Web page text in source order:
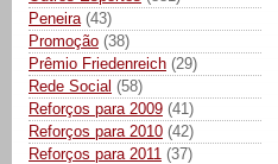
Peneira (43)
Promoção (38)
Prêmio Friedenreich (29)
Rede Social (58)
Reforços para 2009 (41)
Reforços para 2010 (42)
Reforços para 2011 (37)